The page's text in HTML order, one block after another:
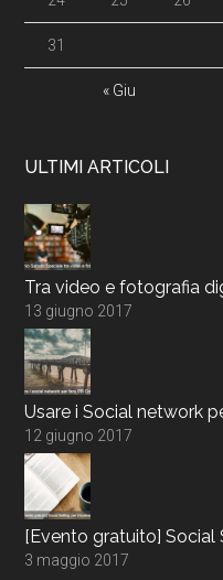
« Giu
31
ULTIMI ARTICOLI
Tra video e fotografia
13 giugno 2017
Usare i Social network
12 giugno 2017
[Evento gratuito] Social
3 maggio 2017